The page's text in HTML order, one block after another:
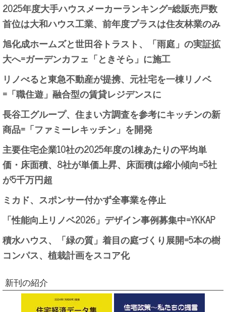
2025年度大手ハウスメーカーランキング=総販売戸数
首位は大和ハウス工業、前年度プラスは住友林業のみ
旭化成ホームズと世田谷トラスト、「雨庭」の実証拡
大へ=ガーデンカフェ「ときそら」に施工
リノべると東急不動産が提携、元社宅を一棟リノベ
=「職住遊」融合型の賃貸レジデンスに
長谷工グループ、住まい方調査を参考にキッチンの新
商品=「ファミーレキッチン」を開発
主要住宅企業10社の2025年度の1棟あたりの平均単
価・床面積、8社が単価上昇、床面積は縮小傾向=5社
が5千万円超
ミカド、スポンサー付かず全事業を停止
「性能向上リノベ2026」デザイン事例募集中=YKKAP
積水ハウス、「緑の質」着目の庭づくり展開=5本の樹
コンパス、植栽計画をスコア化
新刊の紹介